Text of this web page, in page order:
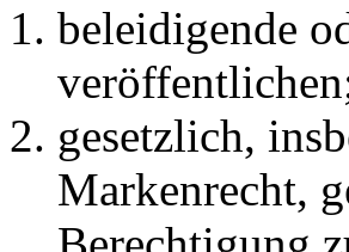
beleidigende
gesetzlich,
Markenrecht,